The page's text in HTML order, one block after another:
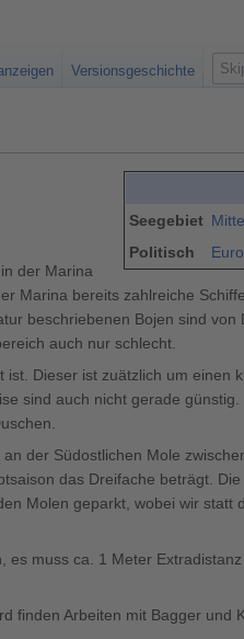
Seegebiet
Politisch
der Marina
Marina bereits zahlreiche
beschriebenen Bojen sind
auch nur schlecht.
Dieser ist zuätzlich um einen
sind auch nicht gerade
der Südostlichen Mole
das Dreifache beträgt.
Molen geparkt, wobei wir statt
muss ca. 1 Meter
finden Arbeiten mit Bagger und
Versionsgeschichte
S
u
e